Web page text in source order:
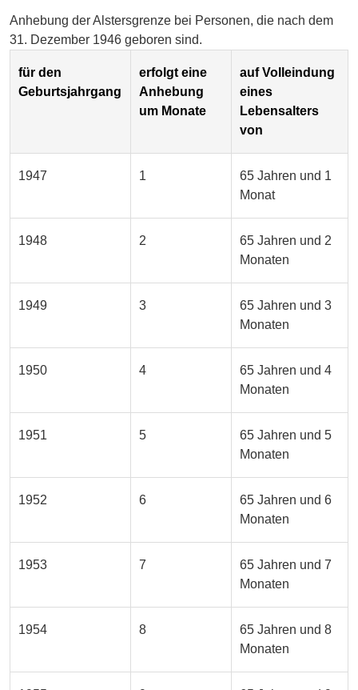
Anhebung der Alstersgrenze bei Personen, die nach dem
31. Dezember 1946 geboren sind.
für den
Geburtsjahrgang
erfolgt eine
Anhebung
um Monate
auf Volleindung
eines
Lebensalters
von
1947 1
65 Jahren und 1
Monat
1948 2
65 Jahren und 2
Monaten
1949 3
65 Jahren und 3
Monaten
1950 4
65 Jahren und 4
Monaten
1951 5
65 Jahren und 5
Monaten
1952 6
65 Jahren und 6
Monaten
1953 7
65 Jahren und 7
Monaten
1954 8
65 Jahren und 8
Monaten